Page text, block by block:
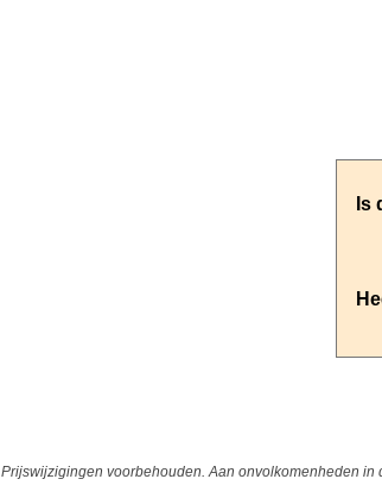
Prijswijzigingen voorbehouden. Aan onvolkomenheden